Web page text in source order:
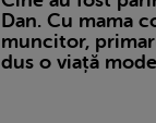
Dan. Cu mama
muncitor,
dus o viață